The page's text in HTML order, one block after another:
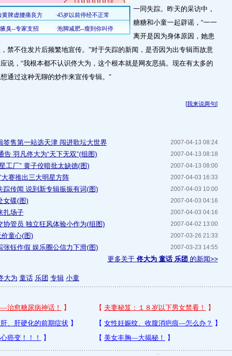
一同失踪。昨天的采访中，
糖糖和小童一起辟谣，“一一
离开是因为身体原因，她患
禁不住发片后频繁地宣传。”对于失踪的新闻，是否因为出专辑而故意
说，“我根本都不认识佟大为，这个根本就是网友恶搞。现在有太多的
通过这种无聊的炒作来宣传专辑。”
[我来说两句]
2007-04-13 08:24
签售第一站选天津 闯进歌坛大世界
2007-04-13 08:18
告 羽凡佟大为“天下无双”(组图)
2007-04-13 08:00
工厂” 黄子佼暗批太缺德(图)
2007-04-03 16:33
大赛推出三大明星方阵
2007-04-03 10:00
踪传闻 说到新专辑振振有词(图)
2007-04-03 04:16
女碟(图)
2007-04-03 04:16
扎场子
2007-04-02 13:00
协管员 独立狂风体验小作为(组图)
2007-03-26 21:33
童心(图)
2007-03-23 14:55
张钰作假 娱乐圈公信力下滑(图)
更多关于 佟大为 童话 乐团 的新闻>>
大为 童话 乐团 专辑 小童